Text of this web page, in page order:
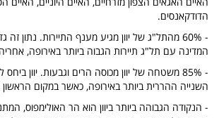
הדודקאנסים.
- 60% מהתל"ג של יוון מגיע מענף התיירות. נתון זה
המדינה עם תל"ג תיירות הגבוה ביותר באירופה,
- 85% משטחה של יוון מכוסה הרים וגבעות. יוון
השנייה ההררית ביותר באירופה, כאשר במקום הראשון